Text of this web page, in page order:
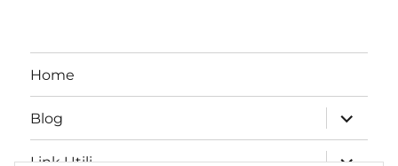
Home
Blog
apri
i
menu
child
Link Utili
apri